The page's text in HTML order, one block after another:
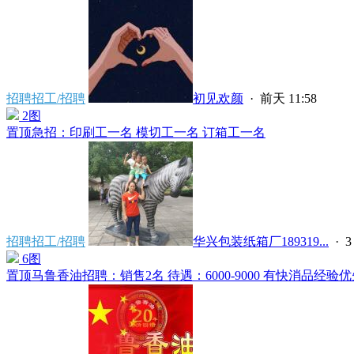
招聘招工/招聘 初见欢颜 · 前天 11:58
2图
置顶急招：印刷工一名 模切工一名 订箱工一名
招聘招工/招聘 华兴包装纸箱厂189319... ·
6图
置顶马鲁香油招聘：销售2名 待遇：6000-9000 有快消品经验